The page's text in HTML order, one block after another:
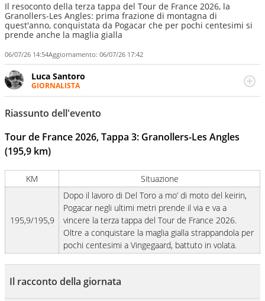
Il resoconto della terza tappa del Tour de France 2026, la
Granollers-Les Angles: prima frazione di montagna di
quest'anno, conquistata da Pogacar che per pochi centesimi si
prende anche la maglia gialla
06/07/26 14:54Aggiornamento: 06/07/26 17:42
Luca Santoro
GIORNALISTA
Esperto di Motorsport ma, più in generale, appassionato
di tutto ciò che sia Sport, anche senza il Motor. Dà il
meglio di sé quando la strada fa largo alle due o alle
Riassunto dell'evento
Tour de France 2026, Tappa 3: Granollers-Les Angles
(195,9 km)
KM Situazione
195,9/195,9
Dopo il lavoro di Del Toro a mo’ di moto del keirin,
Pogacar negli ultimi metri prende il via e va a
vincere la terza tappa del Tour de France 2026.
Oltre a conquistare la maglia gialla strappandola per
pochi centesimi a Vingegaard, battuto in volata.
Il racconto della giornata